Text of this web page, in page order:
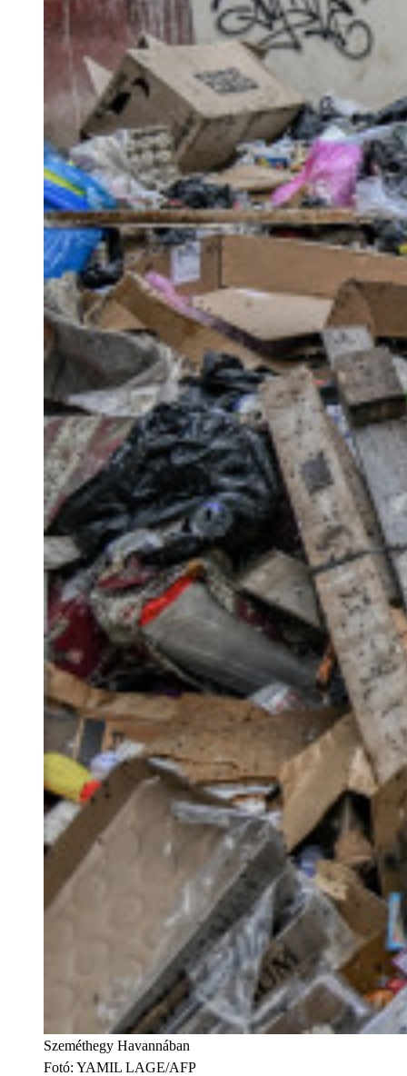
Szeméthegy Havannában
Fotó: YAMIL LAGE/AFP